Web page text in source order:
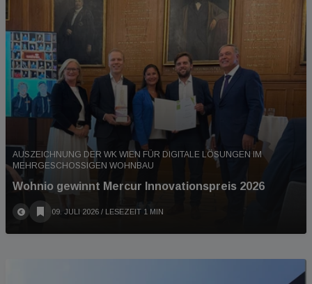
AUSZEICHNUNG DER WK WIEN FÜR DIGITALE LÖSUNGEN IM
MEHRGESCHOSSIGEN WOHNBAU
Wohnio gewinnt Mercur Innovationspreis 2026
09. JULI 2026 / LESEZEIT 1 MIN